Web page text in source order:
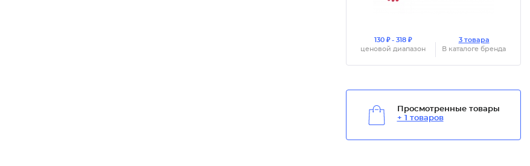
130 ₽ - 318 ₽
ценовой диапазон
3 товара
В каталоге бренда
Просмотренные товары
+ 1 товаров